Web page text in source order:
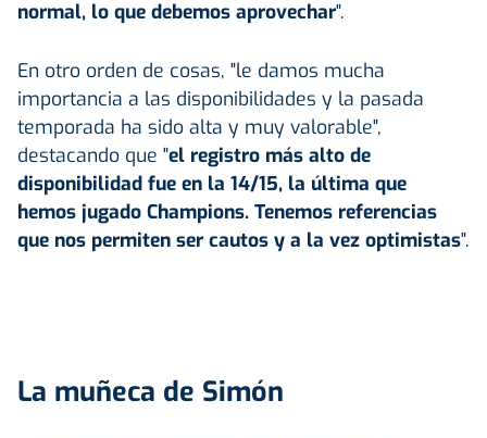
normal, lo que debemos aprovechar".
En otro orden de cosas, "le damos mucha
importancia a las disponibilidades y la pasada
temporada ha sido alta y muy valorable",
destacando que "el registro más alto de
disponibilidad fue en la 14/15, la última que
hemos jugado Champions. Tenemos referencias
que nos permiten ser cautos y a la vez optimistas".
La muñeca de Simón